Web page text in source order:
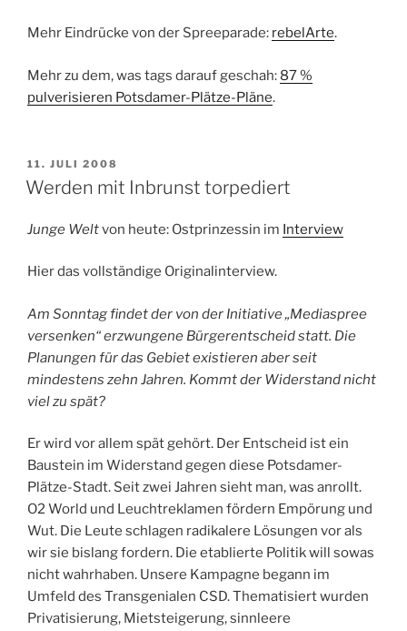
Mehr Eindrücke von der Spreeparade: rebelArte.
Mehr zu dem, was tags darauf geschah: 87 %
pulverisieren Potsdamer-Plätze-Pläne.
VERÖFFENTLICHT
AM
11. JULI 2008
Werden mit Inbrunst torpediert
Junge Weltvon heute: Ostprinzessin im Interview
Hier das vollständige Originalinterview.
Am Sonntag findet der von der Initiative „Mediaspree
versenken“ erzwungene Bürgerentscheid statt. Die
Planungen für das Gebiet existieren aber seit
mindestens zehn Jahren. Kommt der Widerstand nicht
viel zu spät?
Er wird vor allem spät gehört. Der Entscheid ist ein
Baustein im Widerstand gegen diese Potsdamer-
Plätze-Stadt. Seit zwei Jahren sieht man, was anrollt.
O2 World und Leuchtreklamen fördern Empörung und
Wut. Die Leute schlagen radikalere Lösungen vor als
wir sie bislang fordern. Die etablierte Politik will sowas
nicht wahrhaben. Unsere Kampagne begann im
Umfeld des Transgenialen CSD. Thematisiert wurden
Privatisierung, Mietsteigerung, sinnleere